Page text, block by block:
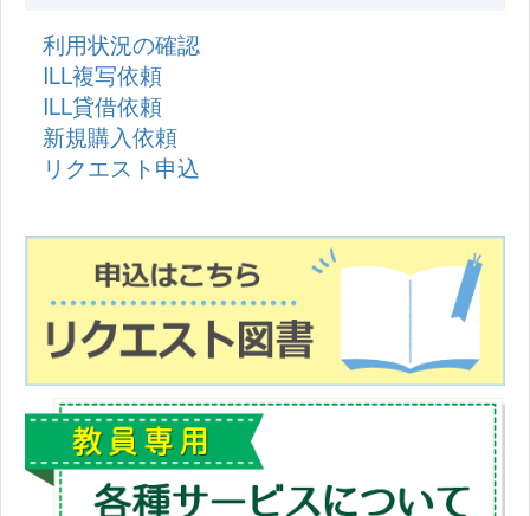
利用状況の確認
ILL複写依頼
ILL貸借依頼
新規購入依頼
リクエスト申込